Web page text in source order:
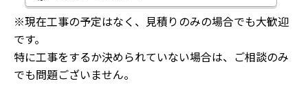
※現在工事の予定はなく、見積りのみの場合でも大歓迎
です。
特に工事をするか決められていない場合は、ご相談のみ
でも問題ございません。